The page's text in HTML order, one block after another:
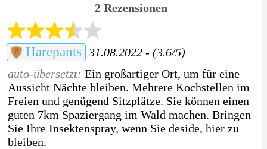
2 Rezensionen
Harepants 31.08.2022 - (3.6/5)
auto-übersetzt: Ein großartiger Ort, um für eine
Aussicht Nächte bleiben. Mehrere Kochstellen im
Freien und genügend Sitzplätze. Sie können einen
guten 7km Spaziergang im Wald machen. Bringen
Sie Ihre Insektenspray, wenn Sie deside, hier zu
bleiben.